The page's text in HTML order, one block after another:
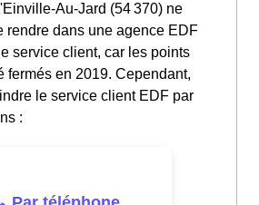
Au-Jard (54 370) ne
rendre dans une agence EDF
service client, car les points
fermés en 2019. Cependant,
le service client EDF par
: